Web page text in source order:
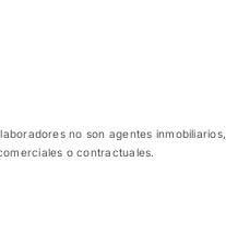
no son agentes inmobiliarios,
o contractuales.